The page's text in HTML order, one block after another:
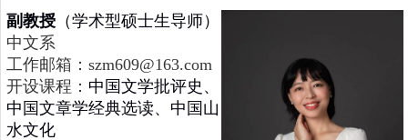
副教授 （学术型硕士生导师）
中文系
工作邮箱：szm609@163.com
开设课程： 中国文学批评史、
中国文章学经典选读、中国山
水文化